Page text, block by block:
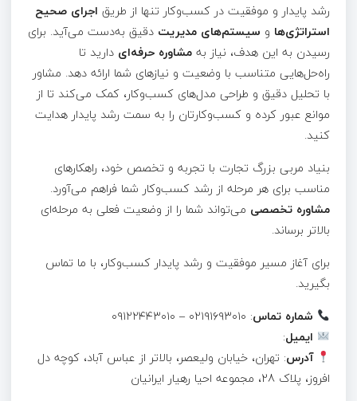
رشد پایدار و موفقیت در کسب‌وکار تنها از طریق اجرای صحیح
استراتژی‌ها و سیستم‌های مدیریت دقیق به‌دست می‌آید. برای
رسیدن به این هدف، نیاز به مشاوره حرفه‌ای دارید تا
راه‌حل‌هایی متناسب با وضعیت و نیازهای شما ارائه دهد. مشاور
با تحلیل دقیق و طراحی مدل‌های کسب‌وکار، کمک می‌کند تا از
موانع عبور کرده و کسب‌وکارتان را به سمت رشد پایدار هدایت
کنید.
بنیاد مربی بزرگ تجارت با تجربه و تخصص خود، راهکارهای
مناسب برای هر مرحله از رشد کسب‌وکار شما فراهم می‌آورد.
مشاوره تخصصی می‌تواند شما را از وضعیت فعلی به مرحله‌ای
بالاتر برساند.
برای آغاز مسیر موفقیت و رشد پایدار کسب‌وکار، با ما تماس
بگیرید.
شماره تماس: ۰۲۱۹۱۶۹۳۰۱۰ – ۰۹۱۲۲۴۴۳۰۱۰
ایمیل:
آدرس: تهران، خیابان ولیعصر، بالاتر از عباس آباد، کوچه دل
افروز، پلاک 28، مجموعه احیا رهیار ایرانیان